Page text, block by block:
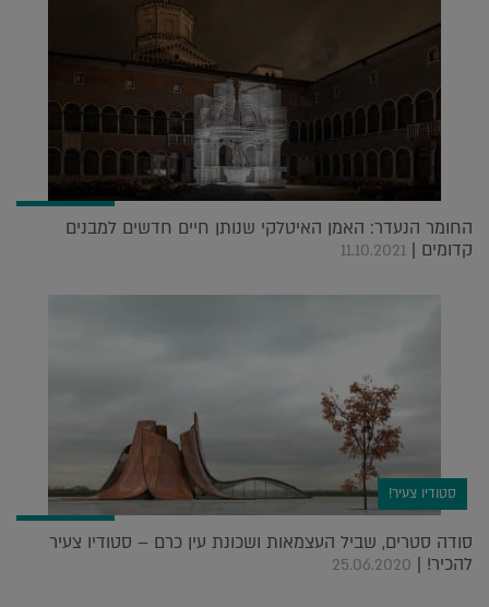
החומר הנעדר: האמן האיטלקי שנותן חיים חדשים למבנים
קדומים | 11.10.2021
סטודיו צעיר!
סודה סטרים, שביל העצמאות ושכונת עין כרם – סטודיו צעיר
להכיר! | 25.06.2020